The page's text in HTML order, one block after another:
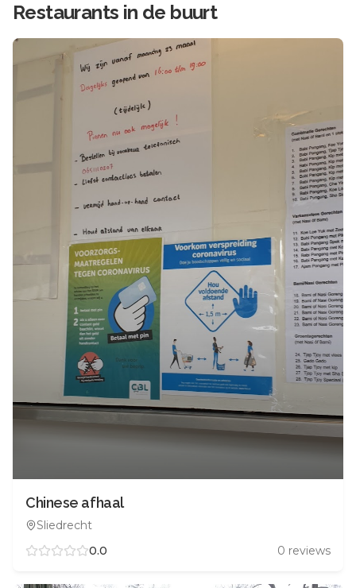
Restaurants in de buurt
Chinese afhaal
Sliedrecht
0.0
0 reviews